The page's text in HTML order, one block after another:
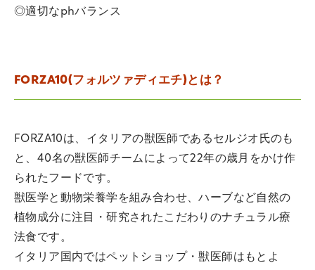
◎適切なphバランス
FORZA10(フォルツァディエチ)とは？
FORZA10は、イタリアの獣医師であるセルジオ氏のも
と、40名の獣医師チームによって22年の歳月をかけ作
られたフードです。
獣医学と動物栄養学を組み合わせ、ハーブなど自然の
植物成分に注目・研究されたこだわりのナチュラル療
法食です。
イタリア国内ではペットショップ・獣医師はもとよ